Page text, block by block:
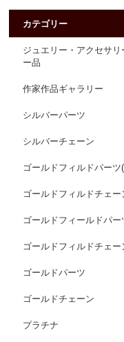
カテゴリー
ジュエリー・アクセサ
ー品
作家作品ギャラリー
シルバーパーツ
シルバーチェーン
ゴールドフィルドパーツ
ゴールドフィルドチェー
ゴールドフィールドパー
ゴールドフィルドチェー
ゴールドパーツ
ゴールドチェーン
プラチナ